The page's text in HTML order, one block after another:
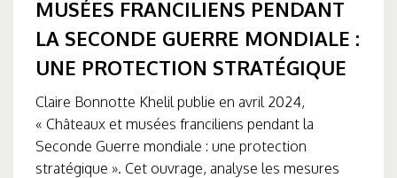
MUSÉES FRANCILIENS PENDANT
LA SECONDE GUERRE MONDIALE :
UNE PROTECTION STRATÉGIQUE
Claire Bonnotte Khelil publie en avril 2024,
« Châteaux et musées franciliens pendant la
Seconde Guerre mondiale : une protection
stratégique ». Cet ouvrage, analyse les mesures